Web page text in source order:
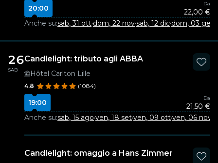
20:00
Da
22,00 €
Anche su:sab, 31 ott·dom, 22 nov·sab, 12 dic·dom, 03 gen
26
SAB
Candlelight: tributo agli ABBA
Hôtel Carlton Lille
4.8 (1084)
19:00
Da
21,50 €
Anche su:sab, 15 ago·ven, 18 set·ven, 09 ott·ven, 06 nov
Candlelight: omaggio a Hans Zimmer